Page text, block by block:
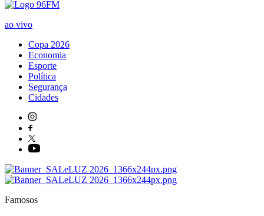
ao vivo
Copa 2026
Economia
Esporte
Política
Segurança
Cidades
Famosos